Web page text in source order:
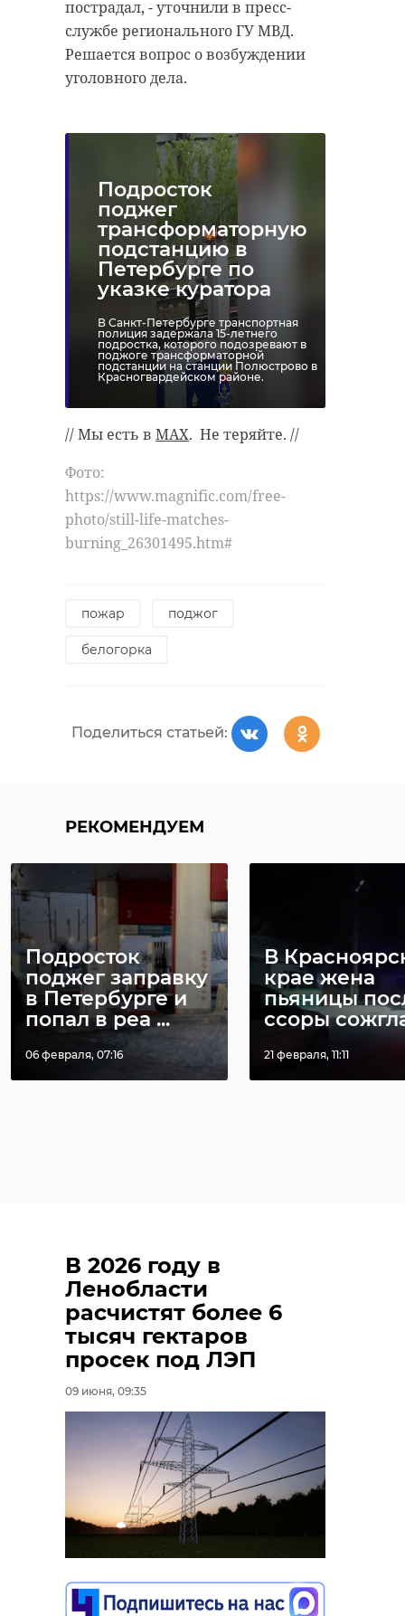
пострадал, - уточнили в пресс-
службе регионального ГУ МВД.
Решается вопрос о возбуждении
уголовного дела.
Подросток
поджег
трансформаторную
подстанцию в
Петербурге по
указке куратора
В Санкт-Петербурге транспортная
полиция задержала 15-летнего
подростка, которого подозревают в
поджоге трансформаторной
подстанции на станции Полюстрово в
Красногвардейском районе.
// Мы есть в MAX. Не теряйте. //
Фото:
https://www.magnific.com/free-
photo/still-life-matches-
burning_26301495.htm#
пожар поджог
белогорка
Поделиться статьей:
РЕКОМЕНДУЕМ
Подросток
поджег заправку
в Петербурге и
попал в реа ...
06 февраля, 07:16
В
крае жена
пьяницы
ссоры
21 февраля, 11:11
В 2026 году в
Ленобласти
расчистят более 6
тысяч гектаров
просек под ЛЭП
09 июня, 09:35